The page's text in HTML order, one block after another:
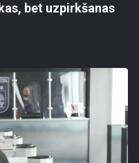
bet uzpirkšanas